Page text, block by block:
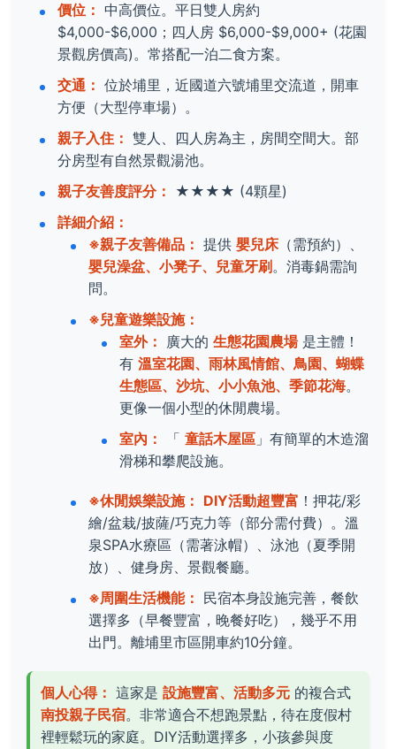
價位： 中高價位。平日雙人房約
$4,000-$6,000；四人房 $6,000-$9,000+ (花園
景觀房價高)。常搭配一泊二食方案。
交通： 位於埔里，近國道六號埔里交流道，開車
方便（大型停車場）。
親子入住： 雙人、四人房為主，房間空間大。部
分房型有自然景觀湯池。
親子友善度評分：
★★★★ (4顆星)
詳細介紹：
※親子友善備品： 提供 嬰兒床（需預約）、
嬰兒澡盆、小凳子、兒童牙刷 。消毒鍋需詢
問。
※兒童遊樂設施：
室外：
廣大的 生態花園農場是主體！
有 溫室花園、雨林風情館、鳥園、蝴蝶
生態區、沙坑、小小魚池、季節花海。
更像一個小型的休閒農場。
室內：
「 童話木屋區 」有簡單的木造溜
滑梯和攀爬設施。
※休閒娛樂設施： DIY活動超豐富 ！押花/彩
繪/盆栽/披薩/巧克力等（部分需付費）。溫
泉SPA水療區（需著泳帽）、泳池（夏季開
放）、健身房、景觀餐廳。
※周圍生活機能： 民宿本身設施完善，餐飲
選擇多（早餐豐富，晚餐好吃），幾乎不用
出門。離埔里市區開車約10分鐘。
個人心得： 這家是 設施豐富、活動多元 的複合式
南投親子民宿。非常適合不想跑景點，待在度假村
裡輕鬆玩的家庭。DIY活動選擇多，小孩參與度